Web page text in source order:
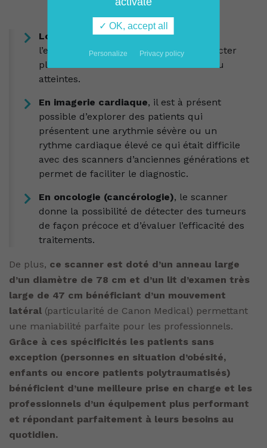
Lors d’AVC
, l’imagerie de perfusion de
l’ensemble du cerveau permet de détecter
plus efficacement les zones du cerveau
atteintes.
En imagerie cardiaque, il est à présent
possible d’explorer des patients qui
présentent une arythmie sévère ou un
rythme cardiaque élevé ce qui était difficile
avec des scanners d’anciennes générations et
permet de faciliter le diagnostic.
En oncologie (cancérologie), le scanner
donne la possibilité de détecter des tumeurs
de façon précoce et d’évaluer l’efficacité des
traitements.
De plus, ce scanner est doté d’un anneau large
d’un diamètre de 78 cm et d’un lit d’examen très
large de 47 cm bénéficiant d’un mouvement
latéral (particularité de Canon Medical) permettant
une maniabilité parfaite pour les professionnels.
Grâce à ces spécificités les patients sans
exception (personnes en situation d’obésité,
enfants ou encore patients polytraumatisés)
bénéficient d’une meilleure prise en charge et les
professionnels d’un équipement plus performant
et répondant parfaitement à leurs besoins au
quotidien.
✓ OK, accept all
Personalize Privacy policy